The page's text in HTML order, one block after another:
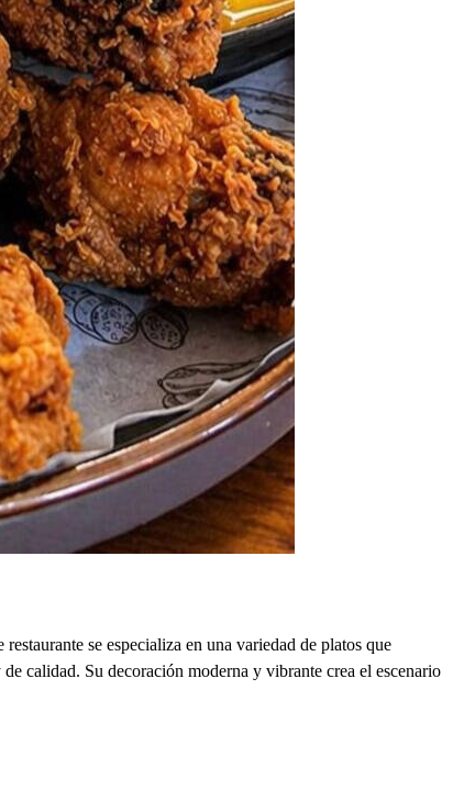
se especializa en una variedad de platos que
calidad. Su decoración moderna y vibrante crea el escenario